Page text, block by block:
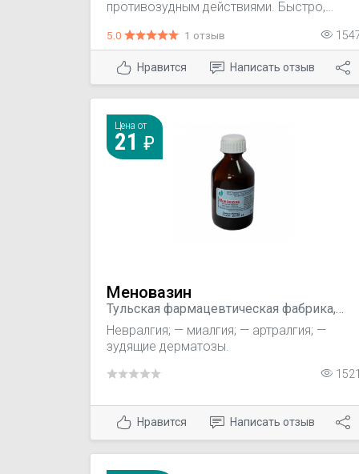
противозудным действиями. Быстро,
аллергии и действует на протяжении 24
часов. Не вызывает привыкания.
5.0 1 отзыв
Нравится Написать отзыв
Цена от
21
Меновазин
Тульская фармацевтическая фабрика,
Россия
Невралгия; — миалгия; — артралгия; —
зудящие дерматозы.
1521
Нравится Написать отзыв